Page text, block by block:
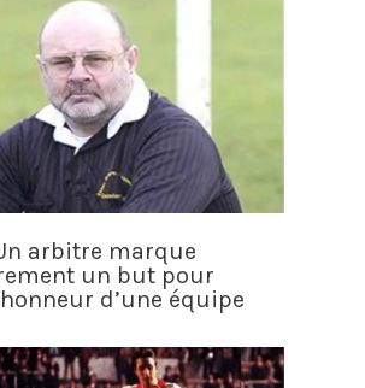
arbitre marque
un but pour
d’une équipe